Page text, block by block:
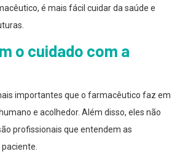
é mais fácil cuidar da saúde e
o cuidado com a
importantes que o farmacêutico faz em
e acolhedor. Além disso, eles não
profissionais que entendem as